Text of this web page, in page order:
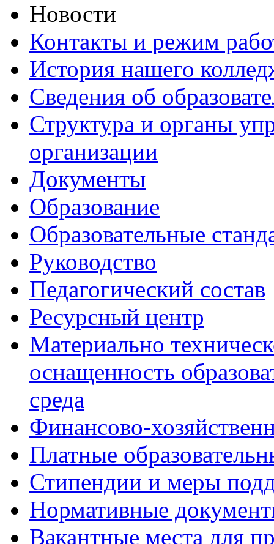
Новости
Контакты и режим
История нашего
Сведения об
Структура и органы
организации
Документы
Образование
Образовательные
Руководство
Педагогический состав
Ресурсный центр
Материально
оснащенность
среда
Финансово-
Платные
Стипендии и меры
Нормативные
Вакантные места для